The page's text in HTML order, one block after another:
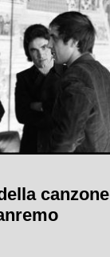
canzone